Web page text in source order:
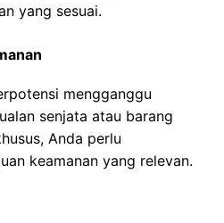
yang sesuai.
mengganggu
senjata atau barang
Anda perlu
keamanan yang relevan.